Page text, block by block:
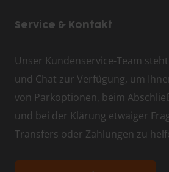
Service & Kontakt
Unser Kundenservice-Team
und Chat zur Verfügung, um
von Parkoptionen, beim
und bei der Klärung etwaiger
Transfers oder Zahlungen zu